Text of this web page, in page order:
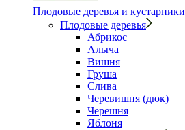
Плодовые деревья и кустарники
Плодовые деревья
Абрикос
Алыча
Вишня
Груша
Слива
Черевишня (дюк)
Черешня
Яблоня